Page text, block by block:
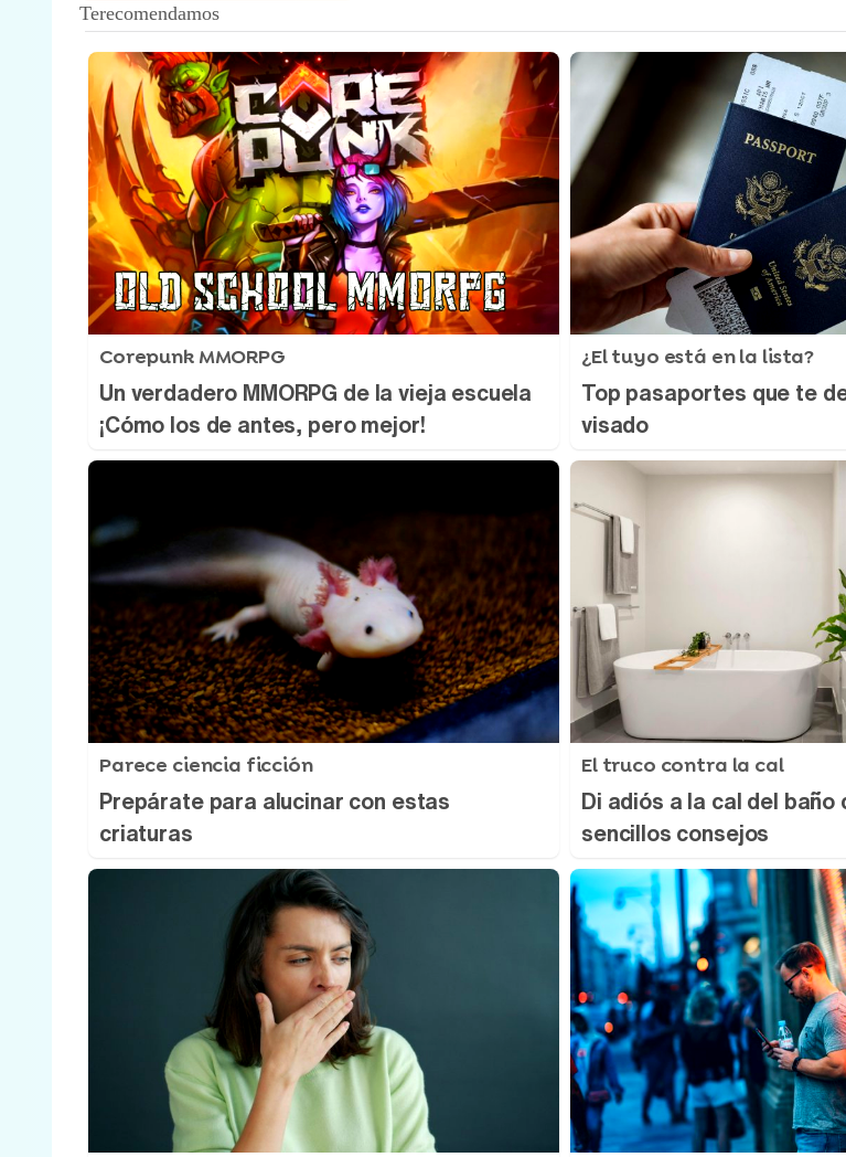
Corepunk MMORPG
Un verdadero MMORPG de la vieja escuela
¡Cómo los de antes, pero mejor!
¿El tuyo está en la lista?
Top pasaportes que te
visado
Parece ciencia ficción
Prepárate para alucinar con estas
criaturas
El truco contra la cal
Di adiós a la cal del baño
sencillos consejos